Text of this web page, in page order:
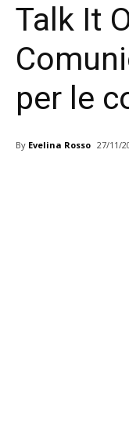
Talk It
per le
By Evelina Rosso 27/11/